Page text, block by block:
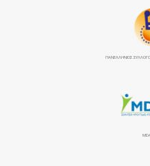
ΠΑΝΕΛΛΉΝΙΟΣ